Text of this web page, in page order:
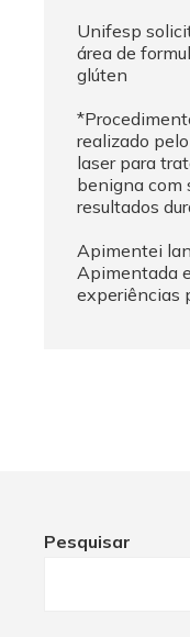
Unifesp
área de
glúten
realizado
laser para
benigna com
resultados
Apimentei
Apimentada
experiências
Pesquisar